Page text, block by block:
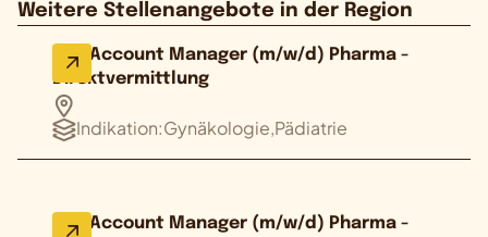
Weitere Stellenangebote in der Region
Key Account Manager (m/w/d) Pharma -
Direktvermittlung
Indikation:Gynäkologie,Pädiatrie
Key Account Manager (m/w/d) Pharma -